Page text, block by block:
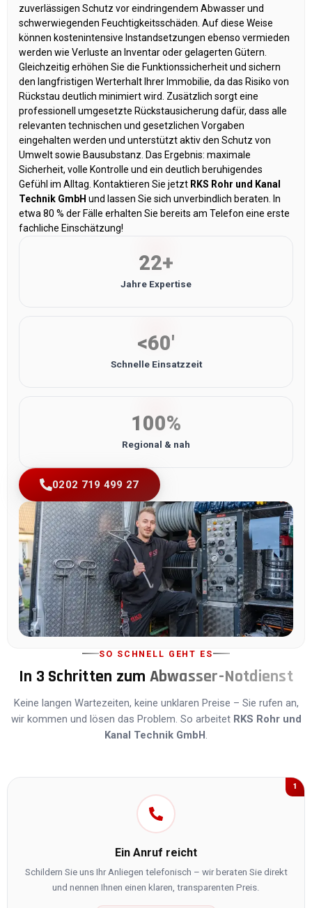
zuverlässigen Schutz vor eindringendem Abwasser und
schwerwiegenden Feuchtigkeitsschäden. Auf diese Weise
können kostenintensive Instandsetzungen ebenso vermieden
werden wie Verluste an Inventar oder gelagerten Gütern.
Gleichzeitig erhöhen Sie die Funktionssicherheit und sichern
den langfristigen Werterhalt Ihrer Immobilie, da das Risiko von
Rückstau deutlich minimiert wird. Zusätzlich sorgt eine
professionell umgesetzte Rückstausicherung dafür, dass alle
relevanten technischen und gesetzlichen Vorgaben
eingehalten werden und unterstützt aktiv den Schutz von
Umwelt sowie Bausubstanz. Das Ergebnis: maximale
Sicherheit, volle Kontrolle und ein deutlich beruhigendes
Gefühl im Alltag. Kontaktieren Sie jetzt RKS Rohr und Kanal
Technik GmbH und lassen Sie sich unverbindlich beraten. In
etwa 80 % der Fälle erhalten Sie bereits am Telefon eine erste
fachliche Einschätzung!
22+
Jahre Expertise
<60'
Schnelle Einsatzzeit
100%
Regional & nah
0202 719 499 27
SO SCHNELL GEHT ES
In 3 Schritten zum Abwasser-Notdienst
Keine langen Wartezeiten, keine unklaren Preise – Sie rufen an,
wir kommen und lösen das Problem. So arbeitet RKS Rohr und
Kanal Technik GmbH.
1
Ein Anruf reicht
Schildern Sie uns Ihr Anliegen telefonisch – wir beraten Sie direkt
und nennen Ihnen einen klaren, transparenten Preis.